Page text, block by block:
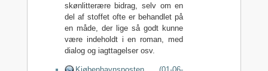
skønlitterære bidrag, selv om en
del af stoffet ofte er behandlet på
en måde, der lige så godt kunne
være indeholdt i en roman, med
dialog og iagttagelser osv.